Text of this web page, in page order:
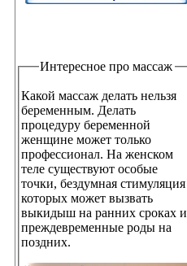
Интересное про массаж
Какой массаж делать нельзя
беременным. Делать
процедуру беременной
женщине может только
профессионал. На женском
теле существуют особые
точки, бездумная стимуляция
которых может вызвать
выкидыш на ранних сроках и
преждевременные роды на
поздних.